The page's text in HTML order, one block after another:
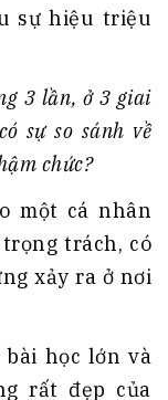
sự hiệu triệu
3 lần, ở 3 giai
sự so sánh về
chức?
một cá nhân
trách, có
xảy ra ở nơi
học lớn và
rất đẹp của